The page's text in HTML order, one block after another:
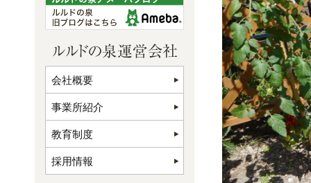
会社概要
事業所紹介
教育制度
採用情報